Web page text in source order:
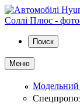
Поиск
Меню
Модельний